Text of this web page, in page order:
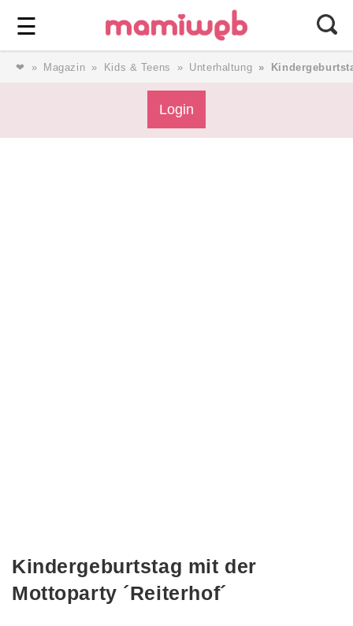
☰ ⎯ Wir lieben Familie ⎯
❤ Magazin Kids & Teens Unterhaltung
Login
Kindergeburtstag mit der
Mottoparty ´Reiterhof´